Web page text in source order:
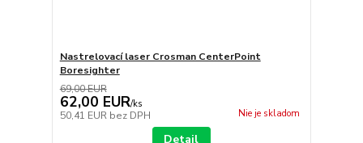
Nastrelovací laser Crosman CenterPoint
Boresighter
69,00 EUR
62,00 EUR/ks
50,41 EUR bez DPH Nie je skladom
Detail